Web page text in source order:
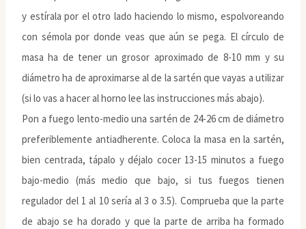
y estírala por el otro lado haciendo lo mismo, espolvoreando
con sémola por donde veas que aún se pega. El círculo de
masa ha de tener un grosor aproximado de 8-10 mm y su
diámetro ha de aproximarse al de la sartén que vayas a utilizar
(si lo vas a hacer al horno lee las instrucciones más abajo).
Pon a fuego lento-medio una sartén de 24-26 cm de diámetro
preferiblemente antiadherente. Coloca la masa en la sartén,
bien centrada, tápalo y déjalo cocer 13-15 minutos a fuego
bajo-medio (más medio que bajo, si tus fuegos tienen
regulador del 1 al 10 sería al 3 o 3.5). Comprueba que la parte
de abajo se ha dorado y que la parte de arriba ha formado